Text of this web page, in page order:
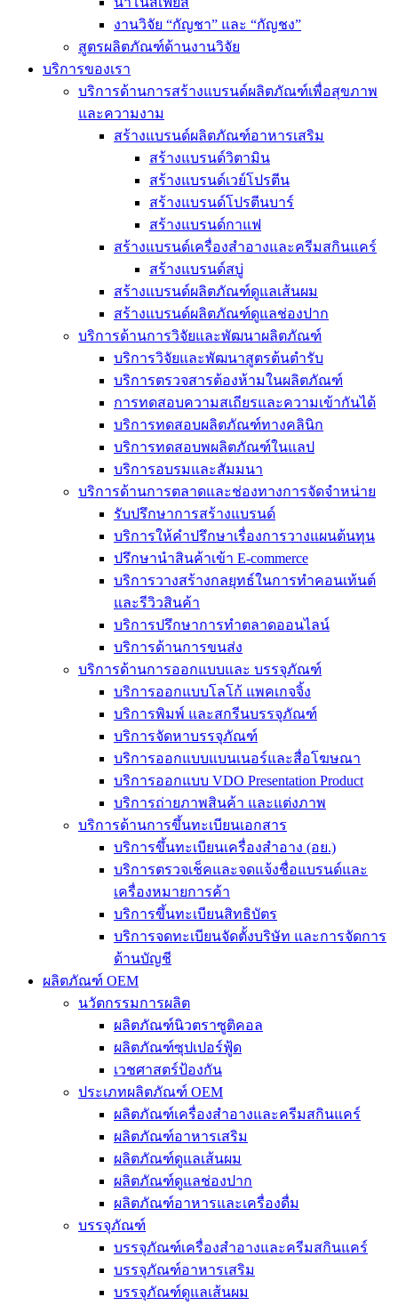
งานวิจัย “กัญชา” และ “กัญชง”
สูตรผลิตภัณฑ์ด้านงานวิจัย
บริการของเรา
บริการด้านการสร้างแบรนด์ผลิตภัณฑ์เพื่อสุขภาพ
และความงาม
สร้างแบรนด์ผลิตภัณฑ์อาหารเสริม
สร้างแบรนด์วิตามิน
สร้างแบรนด์เวย์โปรตีน
สร้างแบรนด์โปรตีนบาร์
สร้างแบรนด์กาแฟ
สร้างแบรนด์เครื่องสำอางและครีมสกินแคร์
สร้างแบรนด์สบู่
สร้างแบรนด์ผลิตภัณฑ์ดูแลเส้นผม
สร้างแบรนด์ผลิตภัณฑ์ดูแลช่องปาก
บริการด้านการวิจัยและพัฒนาผลิตภัณฑ์
บริการวิจัยและพัฒนาสูตรต้นตำรับ
บริการตรวจสารต้องห้ามในผลิตภัณฑ์
การทดสอบความสเถียรและความเข้ากันได้
บริการทดสอบผลิตภัณฑ์ทางคลินิก
บริการทดสอบพผลิตภัณฑ์ในแลป
บริการอบรมและสัมมนา
บริการด้านการตลาดและช่องทางการจัดจำหน่าย
รับปรึกษาการสร้างแบรนด์
บริการให้คำปรึกษาเรื่องการวางแผนต้นทุน
ปรึกษานำสินค้าเข้า E-commerce
บริการวางสร้างกลยุทธ์ในการทำคอนเท้นต์
และรีวิวสินค้า
บริการปรึกษาการทำตลาดออนไลน์
บริการด้านการขนส่ง
บริการด้านการออกแบบและ บรรจุภัณฑ์
บริการออกแบบโลโก้ แพคเกจจิ้ง
บริการพิมพ์ และสกรีนบรรจุภัณฑ์
บริการจัดหาบรรจุภัณฑ์
บริการออกแบบแบนเนอร์และสื่อโฆษณา
บริการออกแบบ VDO Presentation Product
บริการถ่ายภาพสินค้า และแต่งภาพ
บริการด้านการขึ้นทะเบียนเอกสาร
บริการขึ้นทะเบียนเครื่องสำอาง (อย.)
บริการตรวจเช็คและจดแจ้งชื่อแบรนด์และ
เครื่องหมายการค้า
บริการขึ้นทะเบียนสิทธิบัตร
บริการจดทะเบียนจัดตั้งบริษัท และการจัดการ
ด้านบัญชี
ผลิตภัณฑ์ OEM
นวัตกรรมการผลิต
ผลิตภัณฑ์นิวตราซูติคอล
ผลิตภัณฑ์ซุปเปอร์ฟู้ด
เวชศาสตร์ป้องกัน
ประเภทผลิตภัณฑ์ OEM
ผลิตภัณฑ์เครื่องสำอางและครีมสกินแคร์
ผลิตภัณฑ์อาหารเสริม
ผลิตภัณฑ์ดูแลเส้นผม
ผลิตภัณฑ์ดูแลช่องปาก
ผลิตภัณฑ์อาหารและเครื่องดื่ม
บรรจุภัณฑ์
บรรจุภัณฑ์เครื่องสำอางและครีมสกินแคร์
บรรจุภัณฑ์อาหารเสริม
บรรจุภัณฑ์ดูแลเส้นผม